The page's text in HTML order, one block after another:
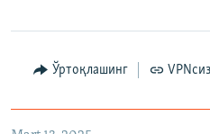
Ўртоқлашинг